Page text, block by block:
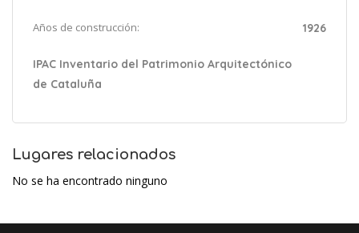
Años de construcción: 1926
IPAC Inventario del Patrimonio Arquitectónico
de Cataluña
Lugares relacionados
No se ha encontrado ninguno